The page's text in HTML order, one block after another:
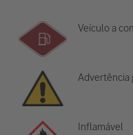
Veículo a
Advertência
Inflamável